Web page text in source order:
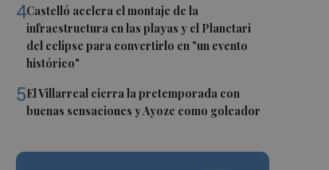
4Castelló acelera el montaje de la
infraestructura en las playas y el Planetari
del eclipse para convertirlo en "un evento
histórico"
5El Villarreal cierra la pretemporada con
buenas sensaciones y Ayoze como goleador